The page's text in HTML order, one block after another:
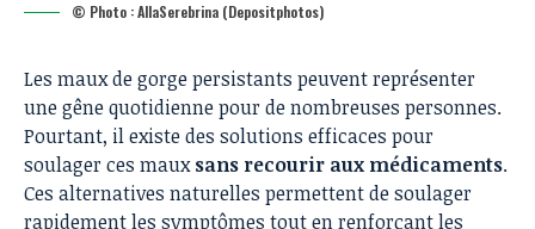
© Photo : AllaSerebrina (Depositphotos)
Les maux de gorge persistants peuvent représenter
une gêne quotidienne pour de nombreuses personnes.
Pourtant, il existe des solutions efficaces pour
soulager ces mauxsans recourir aux médicaments.
Ces alternatives naturelles permettent de soulager
rapidement les symptômes tout en renforçant les